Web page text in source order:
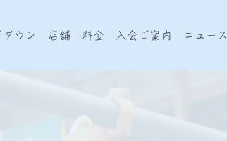
ウン 店舗 料金 入会ご案内 ニュース